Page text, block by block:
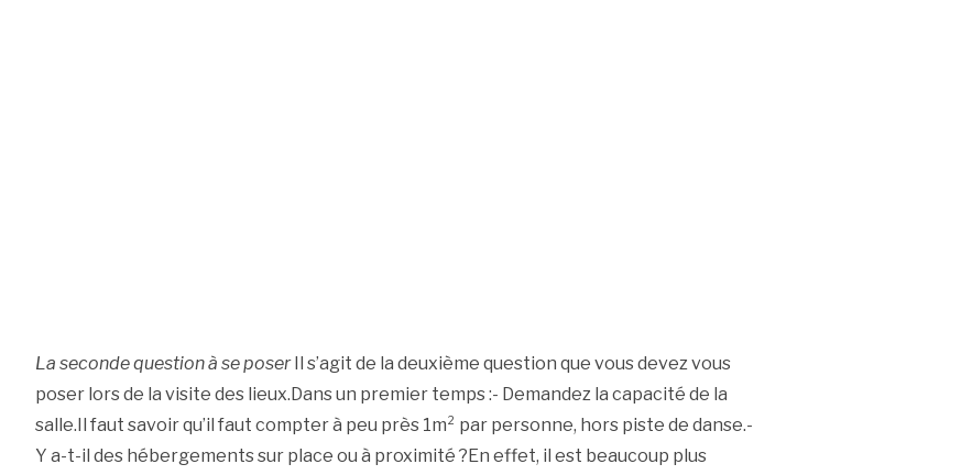
La seconde question à se poserIl s’agit de la deuxième question que vous devez vous
poser lors de la visite des lieux.Dans un premier temps :- Demandez la capacité de la
salle.Il faut savoir qu’il faut compter à peu près 1m² par personne, hors piste de danse.-
Y a-t-il des hébergements sur place ou à proximité ?En effet, il est beaucoup plus